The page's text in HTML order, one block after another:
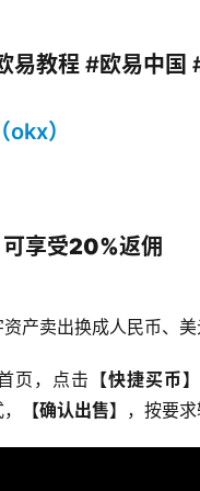
易教程 #欧易中国
okx）
享受20%返佣
产卖出换成人民币、美
页，点击 【快捷买币】
【确认出售】 ，按要求